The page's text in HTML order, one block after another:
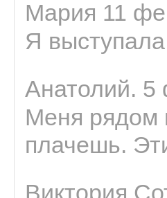
Мария 11
Я
Анатолий. 5
Меня рядом
плачешь.
Виктория